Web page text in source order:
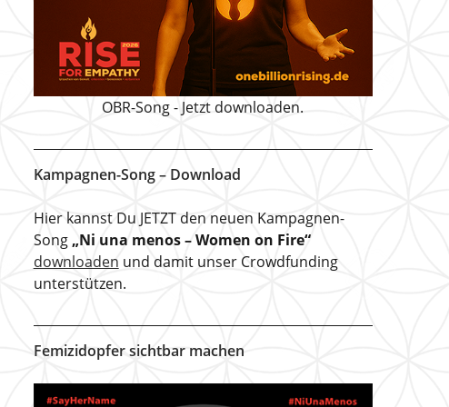
OBR-Song - Jetzt downloaden.
Kampagnen-Song – Download
Hier kannst Du JETZT den neuen Kampagnen-
Song „Ni una menos – Women on Fire“
downloaden und damit unser Crowdfunding
unterstützen.
Femizidopfer sichtbar machen